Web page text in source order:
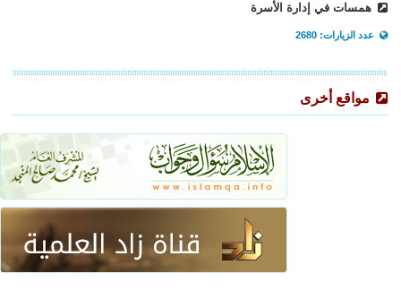
همسات في إدارة الأسرة
عدد الزيارات: 2680
مواقع أخرى